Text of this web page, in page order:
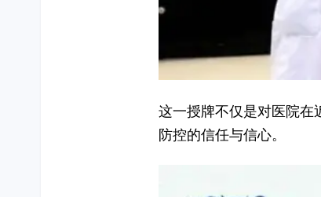
这一授牌不仅是对医院在
防控的信任与信心。